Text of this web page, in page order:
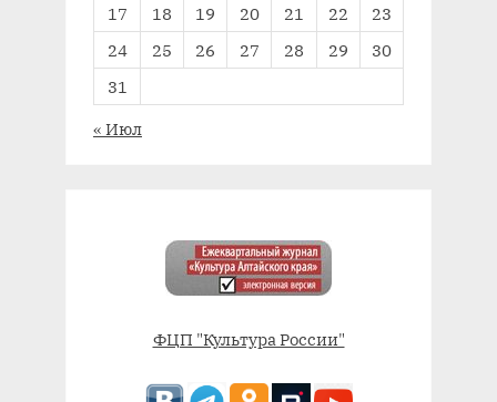
17
18 19 20 21 22
23
24
25 26 27 28 29
30
31
« Июл
ФЦП "Культура России"